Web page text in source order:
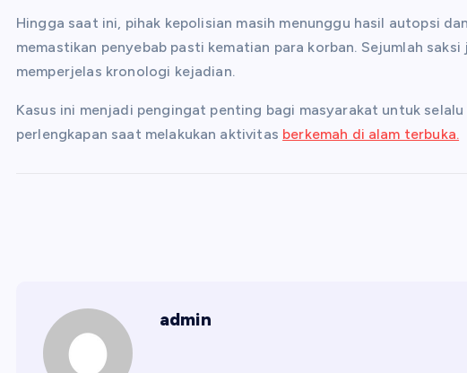
Hingga saat ini, pihak kepolisian masih menunggu hasil autopsi
memastikan penyebab pasti kematian para korban. Sejumlah
memperjelas kronologi kejadian.
Kasus ini menjadi pengingat penting bagi masyarakat untuk
perlengkapan saat melakukan aktivitas berkemah di alam terbuka.
admin